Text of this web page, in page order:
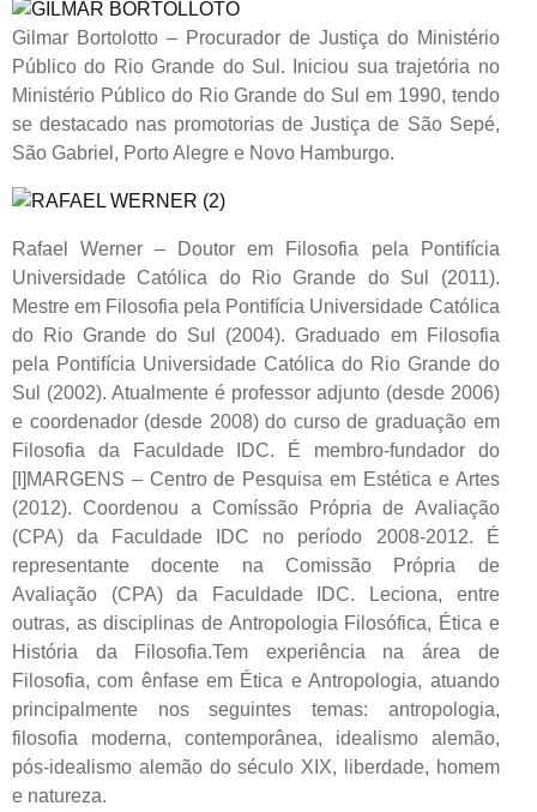
Gilmar Bortolotto – Procurador de Justiça do Ministério
Público do Rio Grande do Sul. Iniciou sua trajetória no
Ministério Público do Rio Grande do Sul em 1990, tendo
se destacado nas promotorias de Justiça de São Sepé,
São Gabriel, Porto Alegre e Novo Hamburgo.
Rafael Werner – Doutor em Filosofia pela Pontifícia
Universidade Católica do Rio Grande do Sul (2011).
Mestre em Filosofia pela Pontifícia Universidade Católica
do Rio Grande do Sul (2004). Graduado em Filosofia
pela Pontifícia Universidade Católica do Rio Grande do
Sul (2002). Atualmente é professor adjunto (desde 2006)
e coordenador (desde 2008) do curso de graduação em
Filosofia da Faculdade IDC. É membro-fundador do
[I]MARGENS – Centro de Pesquisa em Estética e Artes
(2012). Coordenou a Comíssão Própria de Avaliação
(CPA) da Faculdade IDC no período 2008-2012. É
representante docente na Comissão Própria de
Avaliação (CPA) da Faculdade IDC. Leciona, entre
outras, as disciplinas de Antropologia Filosófica, Ética e
História da Filosofia.Tem experiência na área de
Filosofia, com ênfase em Ética e Antropologia, atuando
principalmente nos seguintes temas: antropologia,
filosofia moderna, contemporânea, idealismo alemão,
pós-idealismo alemão do século XIX, liberdade, homem
e natureza.